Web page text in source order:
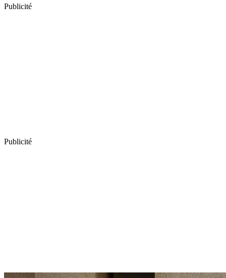
Publicité
Publicité